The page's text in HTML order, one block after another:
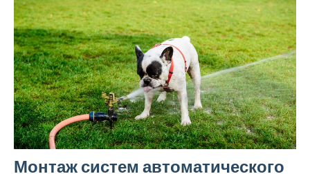
Монтаж систем автоматического